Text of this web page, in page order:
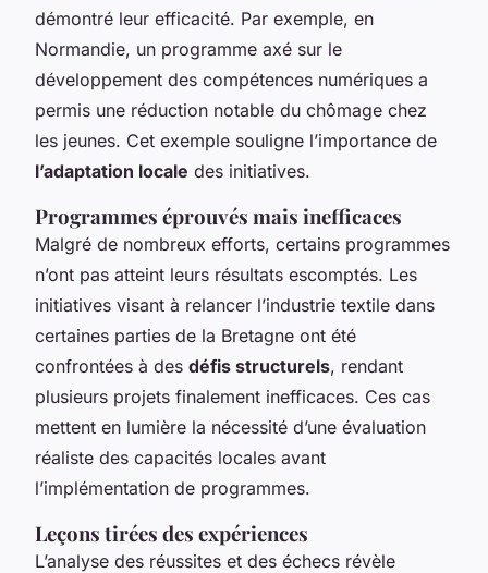
démontré leur efficacité. Par exemple, en
Normandie, un programme axé sur le
développement des compétences numériques a
permis une réduction notable du chômage chez
les jeunes. Cet exemple souligne l’importance de
l’adaptation locale des initiatives.
Programmes éprouvés mais inefficaces
Malgré de nombreux efforts, certains programmes
n’ont pas atteint leurs résultats escomptés. Les
initiatives visant à relancer l’industrie textile dans
certaines parties de la Bretagne ont été
confrontées à des défis structurels, rendant
plusieurs projets finalement inefficaces. Ces cas
mettent en lumière la nécessité d’une évaluation
réaliste des capacités locales avant
l’implémentation de programmes.
Leçons tirées des expériences
L’analyse des réussites et des échecs révèle